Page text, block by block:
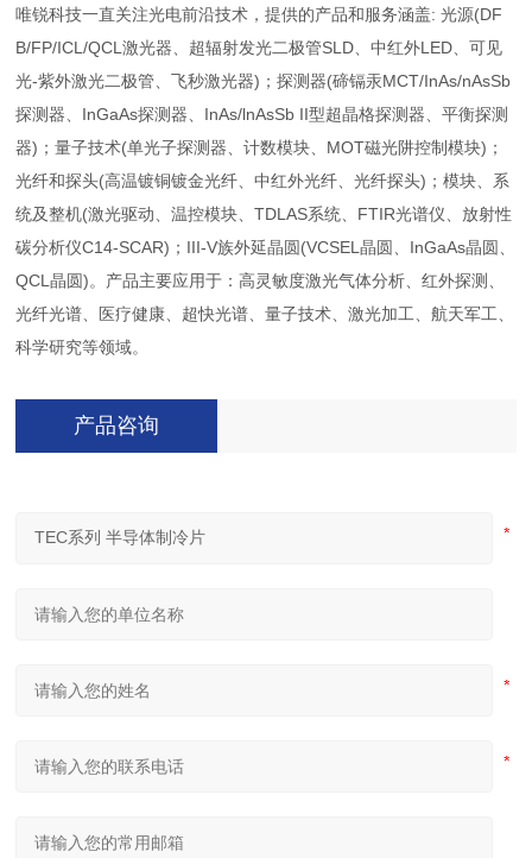
唯锐科技一直关注光电前沿技术，提供的产品和服务涵盖: 光源(DF
B/FP/ICL/QCL激光器、超辐射发光二极管SLD、中红外LED、可见
光-紫外激光二极管、飞秒激光器)；探测器(碲镉汞MCT/InAs/nAsSb
探测器、InGaAs探测器、InAs/lnAsSb II型超晶格探测器、平衡探测
器)；量子技术(单光子探测器、计数模块、MOT磁光阱控制模块)；
光纤和探头(高温镀铜镀金光纤、中红外光纤、光纤探头)；模块、系
统及整机(激光驱动、温控模块、TDLAS系统、FTIR光谱仪、放射性
碳分析仪C14-SCAR)；III-V族外延晶圆(VCSEL晶圆、InGaAs晶圆、
QCL晶圆)。产品主要应用于：高灵敏度激光气体分析、红外探测、
光纤光谱、医疗健康、超快光谱、量子技术、激光加工、航天军工、
科学研究等领域。
产品咨询